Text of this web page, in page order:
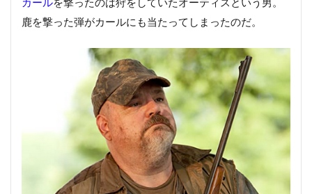
カールを撃ったのは狩をしていたオーティスという男。
鹿を撃った弾がカールにも当たってしまったのだ。